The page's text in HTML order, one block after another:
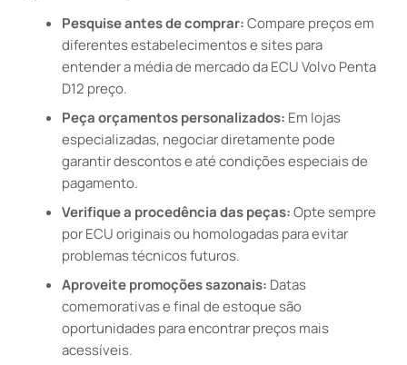
Pesquise antes de comprar:Compare preços em
diferentes estabelecimentos e sites para
entender a média de mercado da ECU Volvo Penta
D12 preço.
Peça orçamentos personalizados: Em lojas
especializadas, negociar diretamente pode
garantir descontos e até condições especiais de
pagamento.
Verifique a procedência das peças:Opte sempre
por ECU originais ou homologadas para evitar
problemas técnicos futuros.
Aproveite promoções sazonais: Datas
comemorativas e final de estoque são
oportunidades para encontrar preços mais
acessíveis.